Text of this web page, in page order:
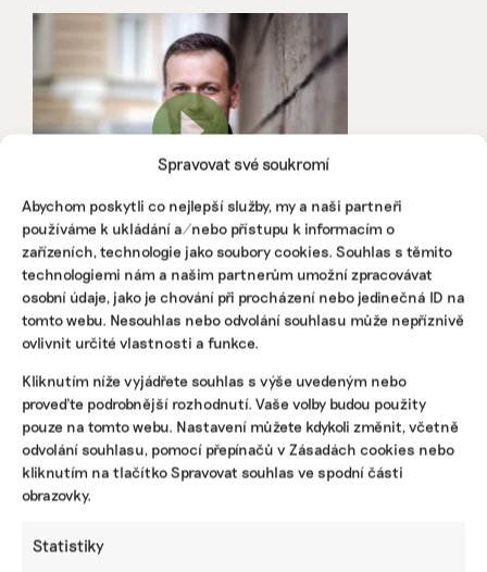
Spravovat své soukromí
Abychom poskytli co nejlepší služby, my a naši partneři
používáme k ukládání a/nebo přístupu k informacím o
zařízeních, technologie jako soubory cookies. Souhlas s těmito
technologiemi nám a našim partnerům umožní zpracovávat
osobní údaje, jako je chování při procházení nebo jedinečná ID na
tomto webu. Nesouhlas nebo odvolání souhlasu může nepříznivě
ovlivnit určité vlastnosti a funkce.
Kliknutím níže vyjádřete souhlas s výše uvedeným nebo
proveďte podrobnější rozhodnutí. Vaše volby budou použity
pouze na tomto webu. Nastavení můžete kdykoli změnit, včetně
odvolání souhlasu, pomocí přepínačů v Zásadách cookies nebo
kliknutím na tlačítko Spravovat souhlas ve spodní části
obrazovky.
Statistiky
Úspory se dají najít vždycky, firmy trpí
provozní slepotou, říká odborník na ESG a
udržitelnost
Lukáš Kalvoda pomáhá firmám hledat úspory a provázat
všechny procesy tak, aby fungovaly dlouhodobě lépe. A to i
„Úspory lze nalézt vždy,“ říká.
Podcasty ESG
reporting,úspory